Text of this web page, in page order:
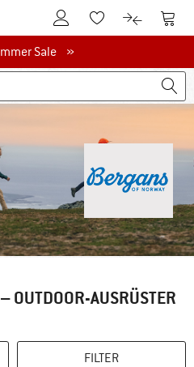
Zum KundenkontoZum Merkzettel.
Zum Zum
SaleSale »
OUTDOOR-AUSRÜSTER
FILTER